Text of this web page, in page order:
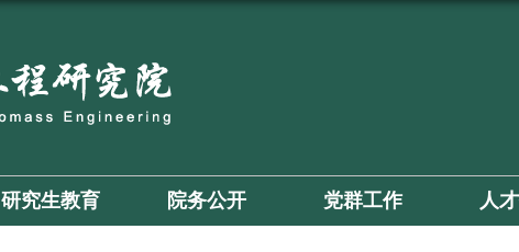
研究生教育 院务公开 党群工作 人